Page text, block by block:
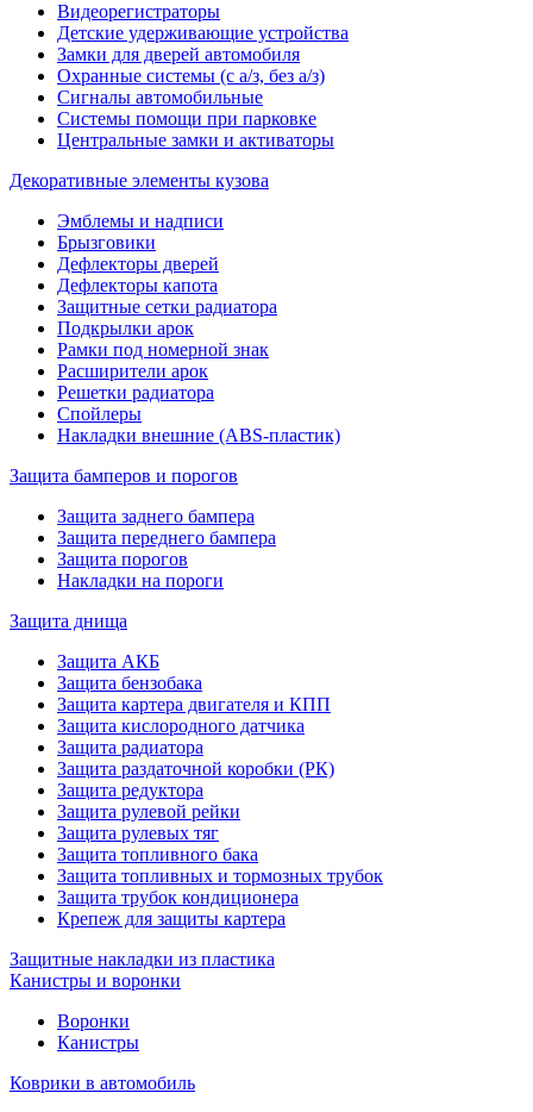
Видеорегистраторы
Детские удерживающие устройства
Замки для дверей автомобиля
Охранные системы (с а/з, без а/з)
Сигналы автомобильные
Системы помощи при парковке
Центральные замки и активаторы
Декоративные элементы кузова
Эмблемы и надписи
Брызговики
Дефлекторы дверей
Дефлекторы капота
Защитные сетки радиатора
Подкрылки арок
Рамки под номерной знак
Расширители арок
Решетки радиатора
Спойлеры
Накладки внешние (ABS-пластик)
Защита бамперов и порогов
Защита заднего бампера
Защита переднего бампера
Защита порогов
Накладки на пороги
Защита днища
Защита АКБ
Защита бензобака
Защита картера двигателя и КПП
Защита кислородного датчика
Защита радиатора
Защита раздаточной коробки (РК)
Защита редуктора
Защита рулевой рейки
Защита рулевых тяг
Защита топливного бака
Защита топливных и тормозных трубок
Защита трубок кондиционера
Крепеж для защиты картера
Защитные накладки из пластика
Канистры и воронки
Воронки
Канистры
Коврики в автомобиль